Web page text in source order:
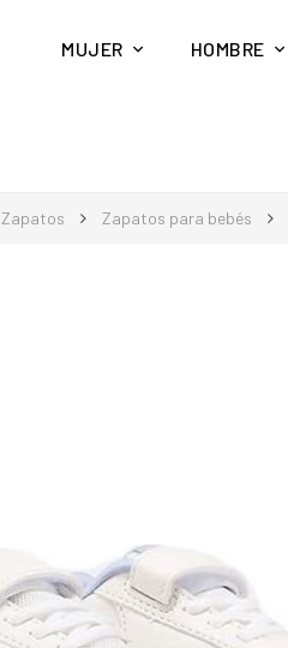
MUJER HOMBRE
Zapatos Zapatos para bebés